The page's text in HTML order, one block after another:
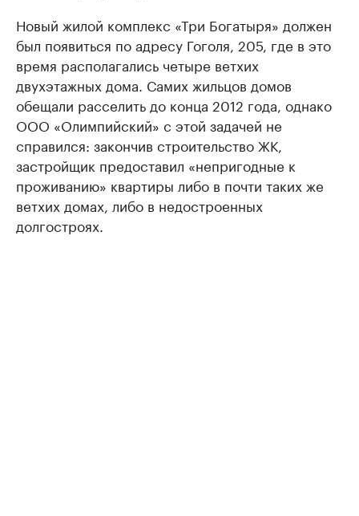
Новый жилой комплекс «Три Богатыря» должен
был появиться по адресу Гоголя, 205, где в это
время располагались четыре ветхих
двухэтажных дома. Самих жильцов домов
обещали расселить до конца 2012 года, однако
ООО «Олимпийский» с этой задачей не
справился: закончив строительство ЖК,
застройщик предоставил «непригодные к
проживанию» квартиры либо в почти таких же
ветхих домах, либо в недостроенных
долгостроях.